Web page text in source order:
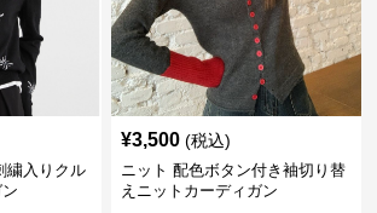
繍入りクル
¥3,500 (税込)
ニット 配色ボタン付き袖切り替
えニットカーディガン